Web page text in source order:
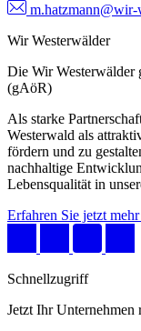
m.hatzmann@wir-
Wir Westerwälder
Die Wir Westerwälder
(gAöR)
Als starke
Westerwald als
fördern und zu
nachhaltige
Lebensqualität in
Erfahren Sie jetzt
Schnellzugriff
Jetzt Ihr Unternehmen